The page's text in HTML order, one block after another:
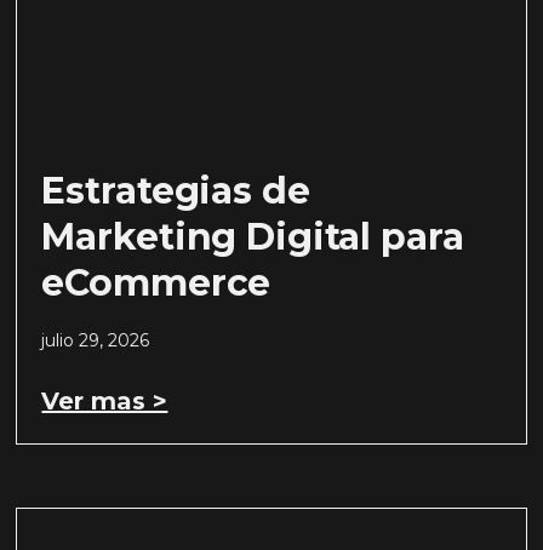
Estrategias de
Marketing Digital para
eCommerce
julio 29, 2026
Ver mas >